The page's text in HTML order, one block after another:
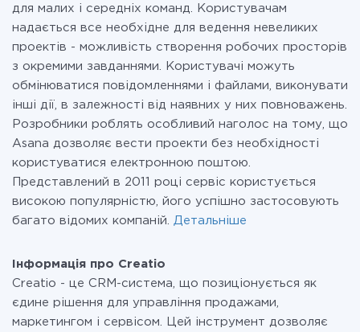
для малих і середніх команд. Користувачам
надається все необхідне для ведення невеликих
проектів - можливість створення робочих просторів
з окремими завданнями. Користувачі можуть
обмінюватися повідомленнями і файлами, виконувати
інші дії, в залежності від наявних у них повноважень.
Розробники роблять особливий наголос на тому, що
Asana дозволяє вести проекти без необхідності
користуватися електронною поштою.
Представлений в 2011 році сервіс користується
високою популярністю, його успішно застосовують
багато відомих компаній. Детальніше
Інформація про Creatio
Creatio - це CRM-система, що позиціонується як
єдине рішення для управління продажами,
маркетингом і сервісом. Цей інструмент дозволяє